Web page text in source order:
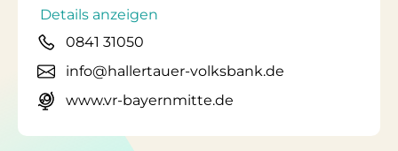
Details anzeigen
0841 31050
info@hallertauer-volksbank.de
www.vr-bayernmitte.de